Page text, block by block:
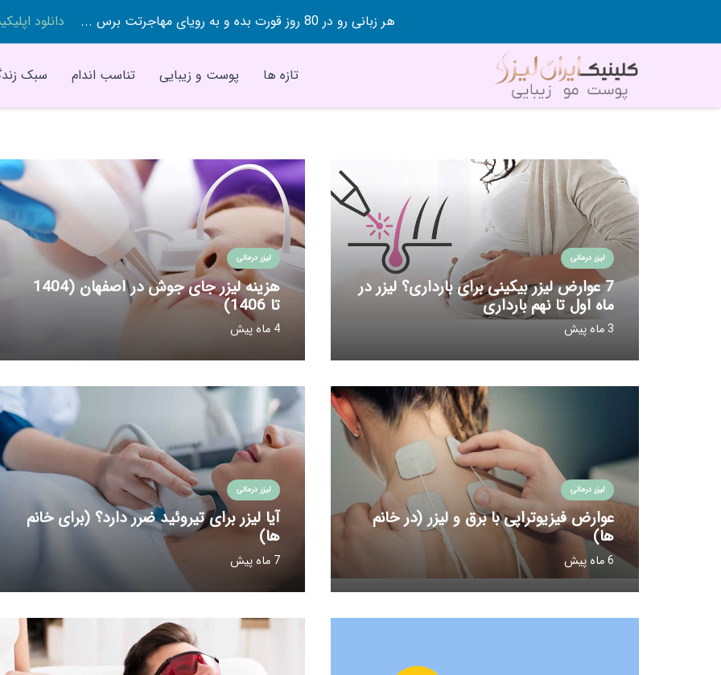
هر زبانی رو در 80 روز قورت بده و به رویای مهاجرتت برس ... دانلود
تازه ها پوست و زیبایی تناسب اندام سبک
لیزر درمانی
7 عوارض لیزر بیکینی برای بارداری؟ لیزر در
ماه اول تا نهم بارداری
3 ماه پیش
لیزر درمانی
هزینه لیزر جای جوش در اصفهان (1404
تا 1406)
4 ماه پیش
لیزر درمانی
عوارض فیزیوتراپی با برق و لیزر (در خانم
ها)
6 ماه پیش
لیزر درمانی
آیا لیزر برای تیروئید ضرر دارد؟ (برای خانم
ها)
7 ماه پیش